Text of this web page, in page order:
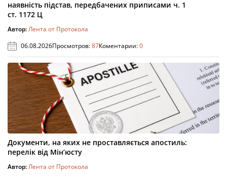
наявність підстав, передбачених приписами ч. 1
ст. 1172 Ц
Автор:Лента от Протокола
06.08.2026Просмотров:87Коментарии:0
Документи, на яких не проставляється апостиль:
перелік від Мін’юсту
Автор:Лента от Протокола